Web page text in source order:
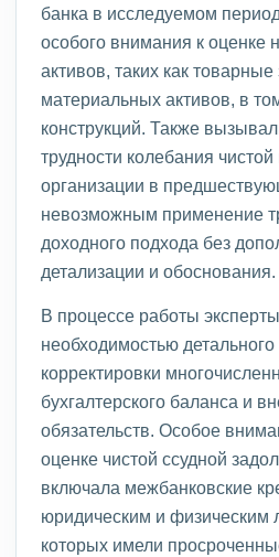
банка в исследуемом
особого внимания к оценке
активов, таких как товарные
материальных активов, в
конструкций. Также
трудности колебания
организации в
невозможным применение
доходного подхода без
детализации и обоснования.
В процессе работы
необходимостью
корректировки
бухгалтерского баланса и
обязательств. Особое
оценке чистой ссудной
включала межбанковские
юридическим и физическим
которых имели